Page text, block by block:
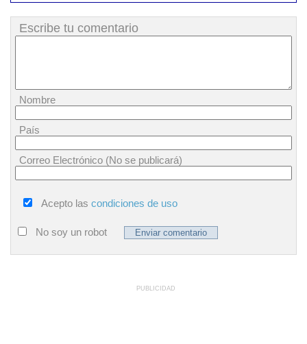
Escribe tu comentario
Nombre
País
Correo Electrónico (No se publicará)
Acepto las condiciones de uso
No soy un robot
PUBLICIDAD